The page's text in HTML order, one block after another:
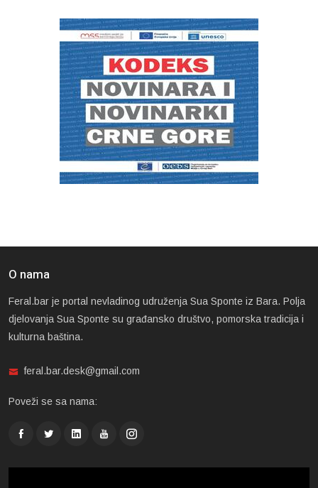
O nama
Feral.bar je portal nevladinog udruženja Sua Sponte iz Bara. Polja
djelovanja Sua Sponte su građansko društvo, pomorska tradicija i
kulturna baština.
feral.bar.desk@gmail.com
Poveži se sa nama: